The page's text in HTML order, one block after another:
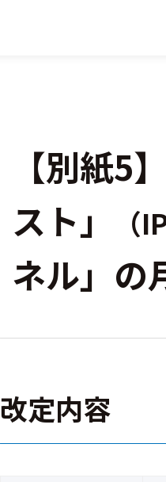
【別紙5
スト」
（
ネル」の
改定内容